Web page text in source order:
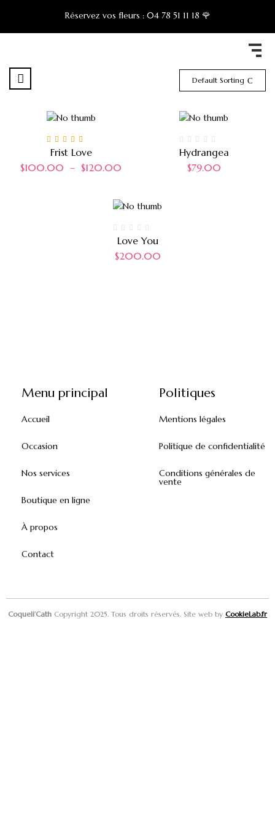
Réservez vos fleurs : 04 78 51 11 18 🌹
Default Sorting
Note5.00sur 5
Frist Love
$100.00 – $120.00
Hydrangea
$79.00
Love You
$200.00
Menu principal
Accueil
Occasion
Nos services
Boutique en ligne
À propos
Contact
Politiques
Mentions légales
Politique de confidentialité
Conditions générales de
vente
Coqueli’Cath Copyright 2025. Tous droits réservés. Site web by CookieLab.fr